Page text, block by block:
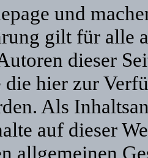
und
gilt für alle
dieser
hier zur
Als
auf dieser
allgemeinen